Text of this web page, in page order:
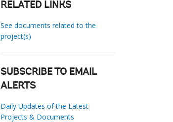
RELATED LINKS
See documents related to the
project(s)
SUBSCRIBE TO EMAIL
ALERTS
Daily Updates of the Latest
Projects & Documents